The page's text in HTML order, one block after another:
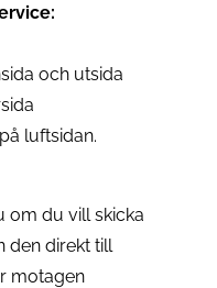
och utsida
luftsidan.
om du vill skicka
den direkt till
motagen